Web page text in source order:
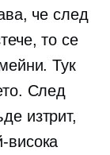
че след
то се
Тук
След
изтрит,
висока